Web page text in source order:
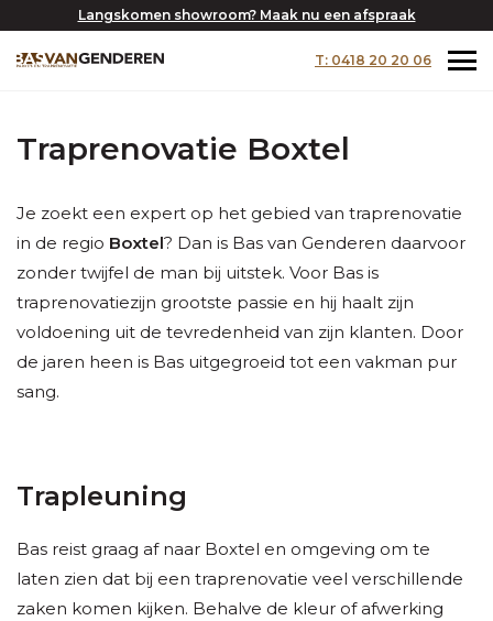
Langskomen showroom? Maak nu een afspraak
T: 0418 20 20 06
Traprenovatie Boxtel
Je zoekt een expert op het gebied van traprenovatie
in de regio Boxtel? Dan is Bas van Genderen daarvoor
zonder twijfel de man bij uitstek. Voor Bas is
traprenovatiezijn grootste passie en hij haalt zijn
voldoening uit de tevredenheid van zijn klanten. Door
de jaren heen is Bas uitgegroeid tot een vakman pur
sang.
Trapleuning
Bas reist graag af naar Boxtel en omgeving om te
laten zien dat bij een traprenovatie veel verschillende
zaken komen kijken. Behalve de kleur of afwerking